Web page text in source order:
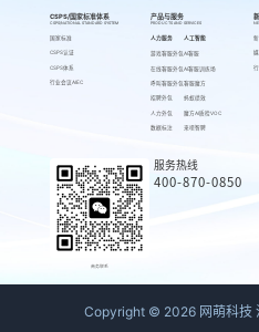
CSPS/国家标准体系
CSPS/NATIONAL STANDARD SYSTEM
国家标准
CSPS认证
CSPS体系
行业会议AIEC
产品与服务
PRODUCTS AND SERVICES
人力服务
游戏客服外包
在线客服外包
呼叫客服外包
招聘外包
人力外包
数据标注
人工智能
AI客服
AI客服训练场
客服魔方
蚂蚁绩效
魔方AI质检VOC
来呗智聘
商务联系
服务热线
400-870-0850
Copyright © 2026 网萌科技